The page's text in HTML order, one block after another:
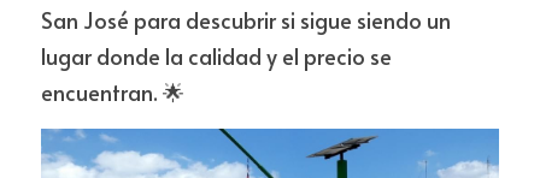
San José para descubrir si sigue siendo un
lugar donde la calidad y el precio se
encuentran. 🌟